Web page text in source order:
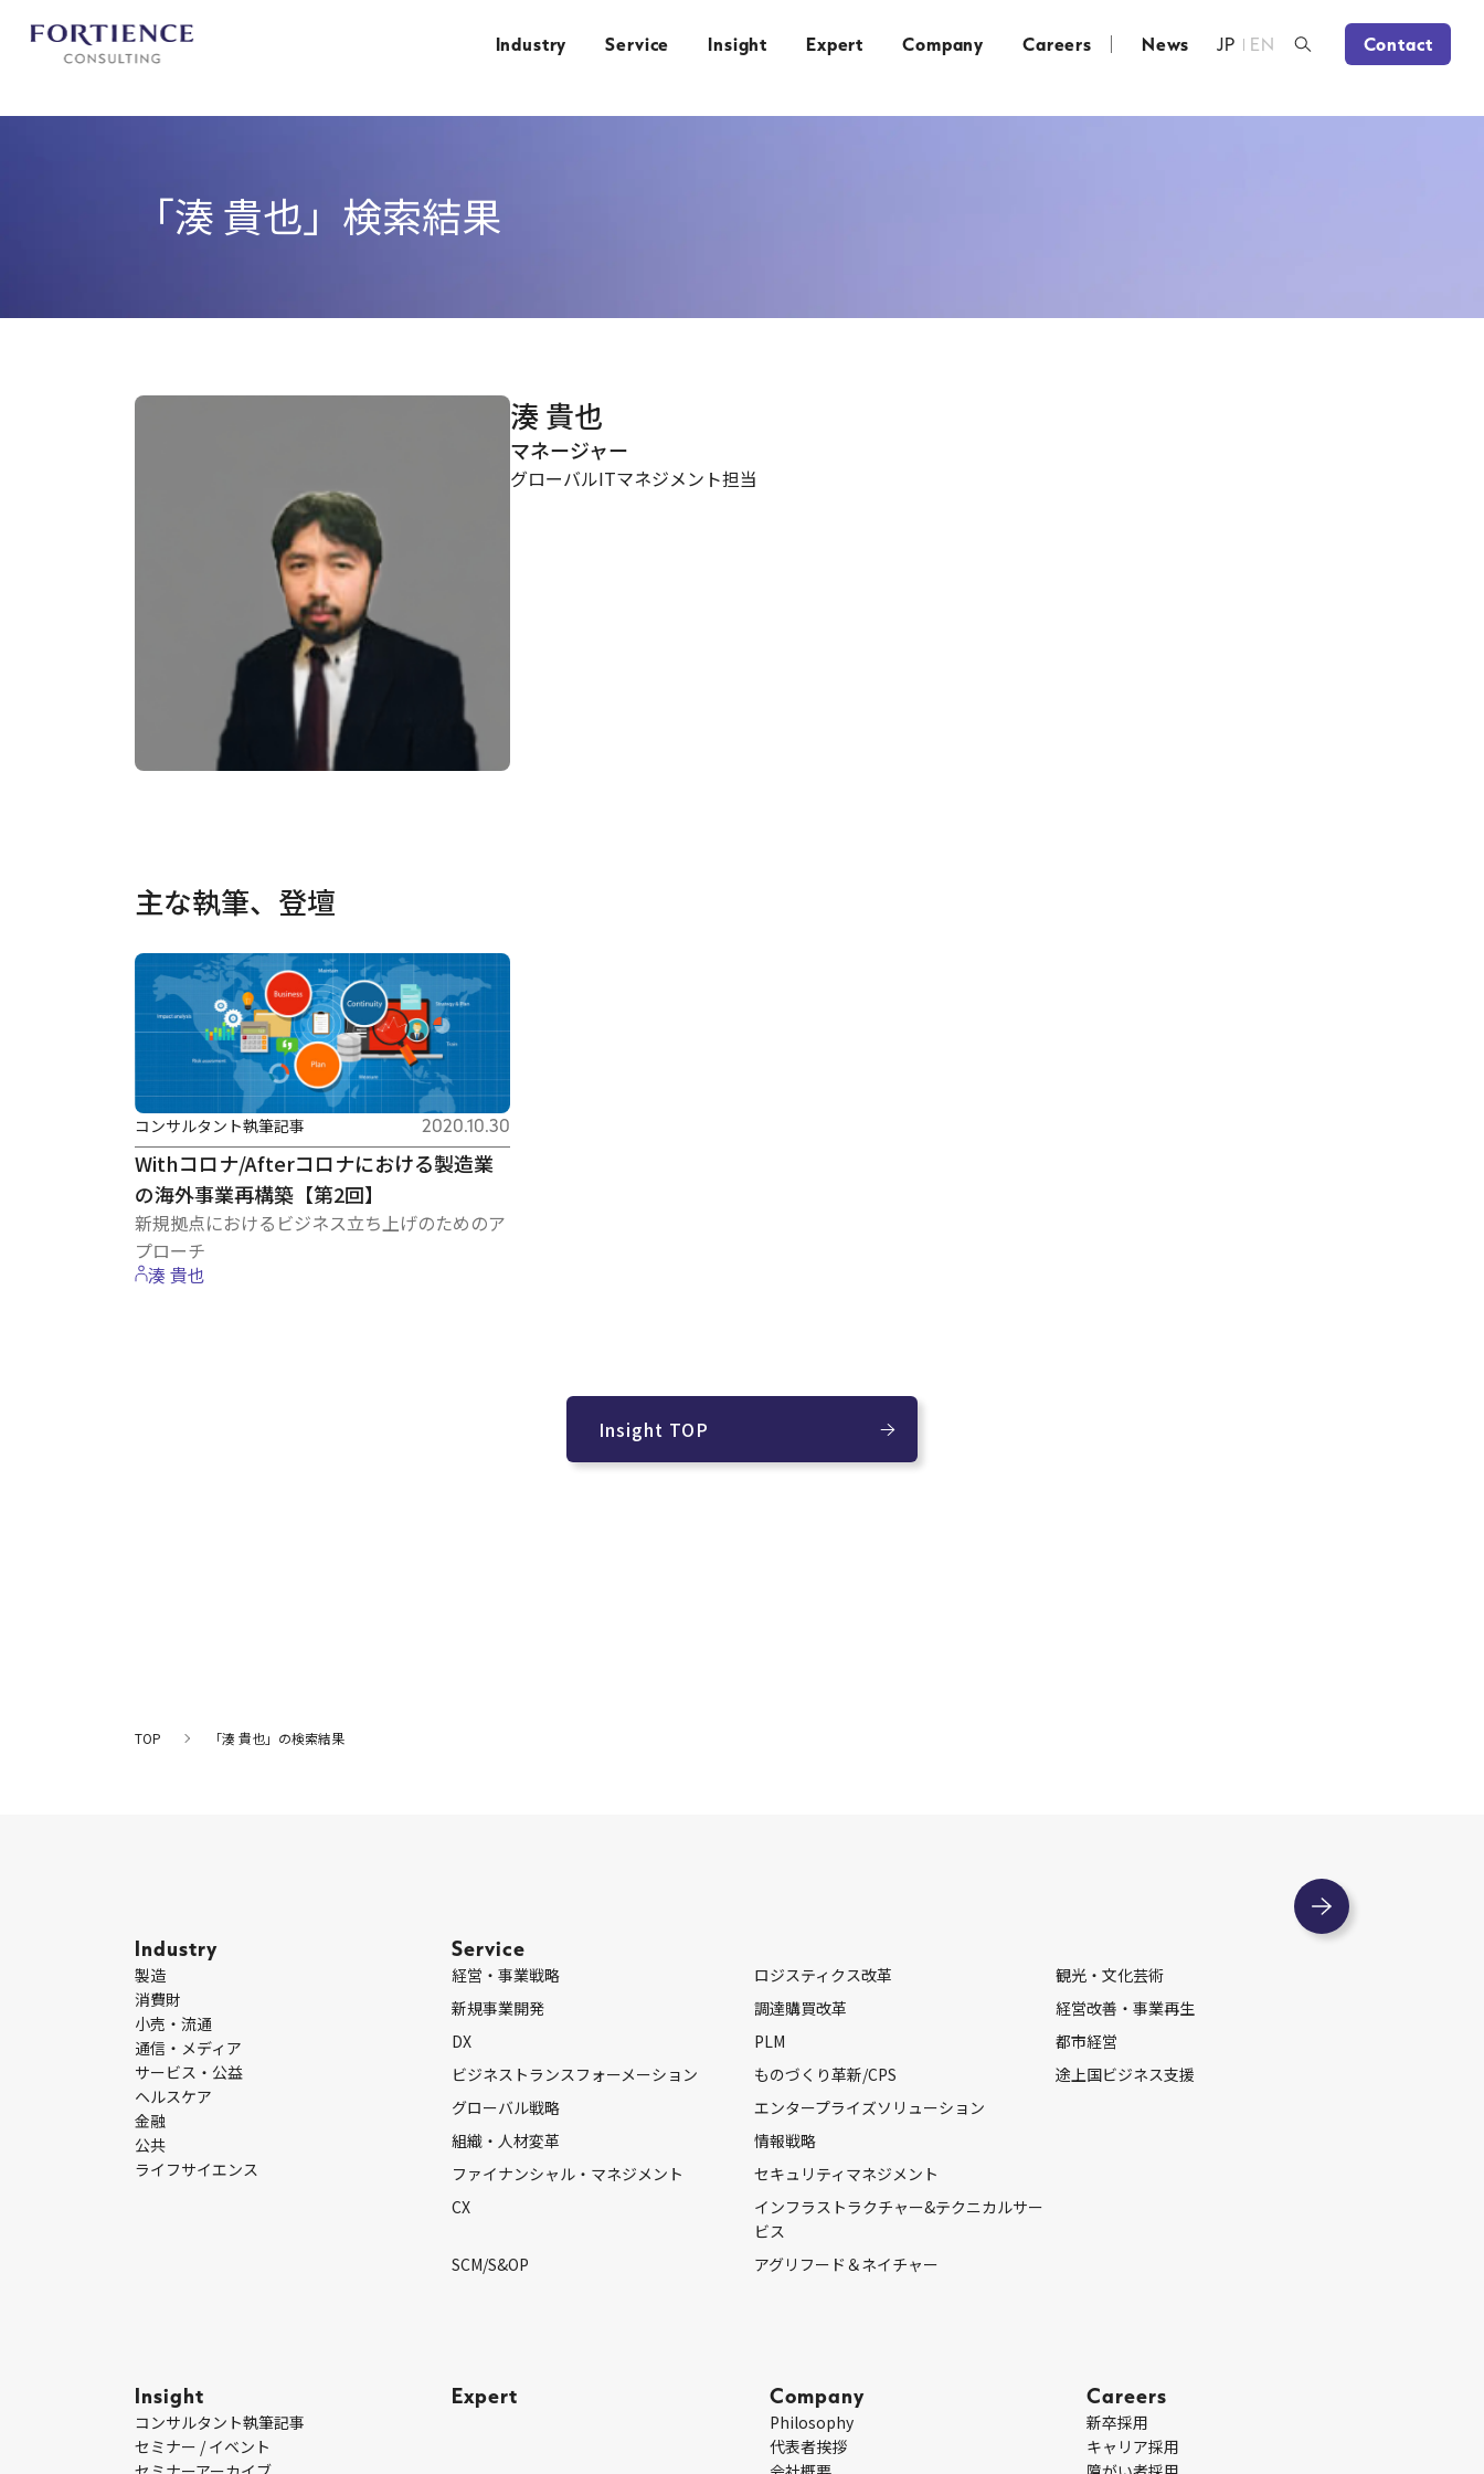
Industry Service Insight Expert Company Careers News EN
JP Contact
「湊 貴也」 検索結果
湊 貴也
マネージャー
グローバルITマネジメント担当
主な執筆、登壇
Withコロナ/Afterコロナにおける製造業
の海外事業再構築【第2回】
新規拠点におけるビジネス立ち上げのためのア
プローチ
コンサルタント執筆記事 2020.10.30
湊 貴也
Insight TOP
TOP 「湊 貴也」の検索結果
Industry
製造
消費財
小売・流通
通信・メディア
サービス・公益
ヘルスケア
金融
公共
ライフサイエンス
Service
経営・事業戦略
新規事業開発
DX
ビジネストランスフォーメーション
グローバル戦略
組織・人材変革
ファイナンシャル・マネジメント
CX
SCM/S&OP
ロジスティクス改革
調達購買改革
PLM
ものづくり革新/CPS
エンタープライズソリューション
情報戦略
セキュリティマネジメント
インフラストラクチャー&テクニカルサー
ビス
アグリフード＆ネイチャー
観光・文化芸術
経営改善・事業再生
都市経営
途上国ビジネス支援
Insight
コンサルタント執筆記事
セミナー / イベント
Expert Company
Philosophy
代表者挨拶
Careers
新卒採用
キャリア採用